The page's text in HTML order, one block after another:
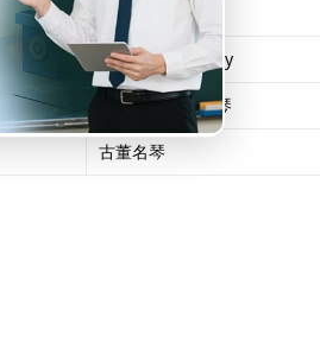
星海、百灵
Engelhardt、Kay
意大利名师手工琴
古董名琴